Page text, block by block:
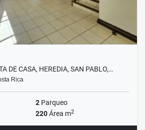
DE CASA, HEREDIA, SAN PABLO,…
Rica
2 Parqueo
220Área m2